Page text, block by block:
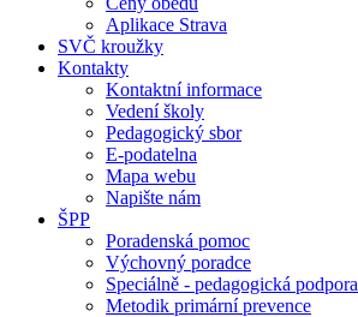
Aplikace Strava
SVČ kroužky
Kontakty
Kontaktní informace
Vedení školy
Pedagogický sbor
E-podatelna
Mapa webu
Napište nám
ŠPP
Poradenská pomoc
Výchovný poradce
Speciálně - pedagogická podpora
Metodik primární prevence